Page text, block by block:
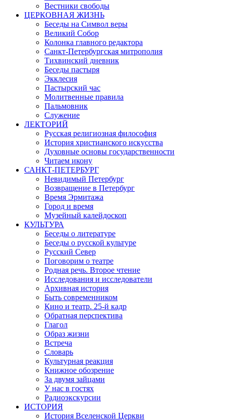
Вестники свободы
ЦЕРКОВНАЯ ЖИЗНЬ
Беседы на Символ веры
Великий Собор
Колонка главного редактора
Санкт-Петербургская митрополия
Тихвинский дневник
Беседы пастыря
Экклесия
Пастырский час
Молитвенные правила
Пальмовник
Служение
ЛЕКТОРИЙ
Русская религиозная философия
История христианского искусства
Духовные основы государственности
Читаем икону
САНКТ-ПЕТЕРБУРГ
Невидимый Петербург
Возвращение в Петербург
Время Эрмитажа
Город и время
Музейный калейдоскоп
КУЛЬТУРА
Беседы о литературе
Беседы о русской культуре
Русский Север
Поговорим о театре
Родная речь. Второе чтение
Исследования и исследователи
Архивная история
Быть современником
Кино и театр. 25-й кадр
Обратная перспектива
Глагол
Образ жизни
Встреча
Словарь
Культурная реакция
Книжное обозрение
За двумя зайцами
У нас в гостях
Радиоэкскурсии
ИСТОРИЯ
История Вселенской Церкви